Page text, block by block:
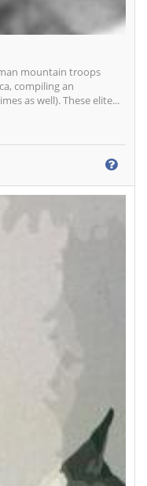
mountain troops
compiling an
as well). These elite...